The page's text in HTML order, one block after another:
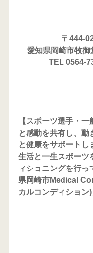
〒444-
愛知県岡崎市牧御
TEL 0564-
【スポーツ選手・
と感動を共有し、動
と健康をサポートし
生活と一生スポーツ
ィショニングを行っ
県岡崎市Medical
カルコンディション)